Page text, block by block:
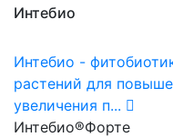
Интебио
Интебио -
растений для
увеличения п...
Интебио®Форте